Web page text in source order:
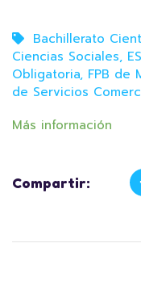
Bachillerato
Ciencias Sociales,
Obligatoria, FPB de
de Servicios
Más información
Compartir: